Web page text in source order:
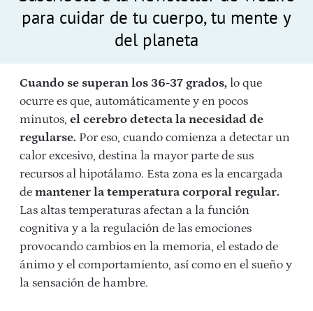
para cuidar de tu cuerpo, tu mente y
del planeta
Cuando se superan los 36-37 grados, lo que
ocurre es que, automáticamente y en pocos
minutos, el cerebro detecta la necesidad de
regularse. Por eso, cuando comienza a detectar un
calor excesivo, destina la mayor parte de sus
recursos al hipotálamo. Esta zona es la encargada
de mantener la temperatura corporal regular.
Las altas temperaturas afectan a la función
cognitiva y a la regulación de las emociones
provocando cambios en la memoria, el estado de
ánimo y el comportamiento, así como en el sueño y
la sensación de hambre.